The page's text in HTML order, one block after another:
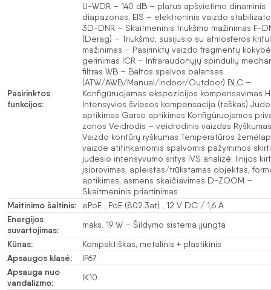
Pasirinktos
funkcijos:
U-WDR – 140 dB – platus apšvietimo dinaminis
diapazonas, EIS – elektroninis vaizdo
3D-DNR – Skaitmeninis triukšmo mažinimas F-
(Derag) – Triukšmo, susijusio su atmosferos
mažinimas – Pasirinktų vaizdo fragmentų
gerinimas ICR – Infraraudonųjų spindulių
filtras WB – Baltos spalvos balansas
(ATW/AWB/Manual/Indoor/Outdoor) BLC –
Konfigūruojamas ekspozicijos kompensavimas
Intensyvios šviesos kompensacija (taškas)
aptikimas Garso aptikimas Konfigūruojamos
zonos Veidrodis – veidrodinis vaizdas
Vaizdo kontūrų ryškumas Temperatūros
vaizde atitinkamomis spalvomis pažymimos
judesio intensyvumo sritys IVS analizė: linijos
įsibrovimas, apleistas/trūkstamas objektas,
aptikimas, asmens skaičiavimas D-ZOOM –
Skaitmeninis priartinimas
Maitinimo šaltinis: ePoE , PoE (802.3at) , 12 V DC / 1,6 A
Energijos
suvartojimas:
maks. 19 W – Šildymo sistema įjungta
Kūnas: Kompaktiškas, metalinis + plastikinis
Apsaugos klasė: IP67
Apsauga nuo
vandalizmo:
IK10